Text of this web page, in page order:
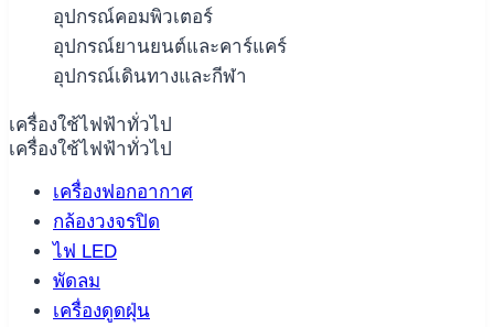
อุปกรณ์คอมพิวเตอร์
อุปกรณ์ยานยนต์และคาร์แคร์
อุปกรณ์เดินทางและกีฬา
เครื่องใช้ไฟฟ้าทั่วไป
เครื่องใช้ไฟฟ้าทั่วไป
เครื่องฟอกอากาศ
กล้องวงจรปิด
ไฟ LED
พัดลม
เครื่องดูดฝุ่น